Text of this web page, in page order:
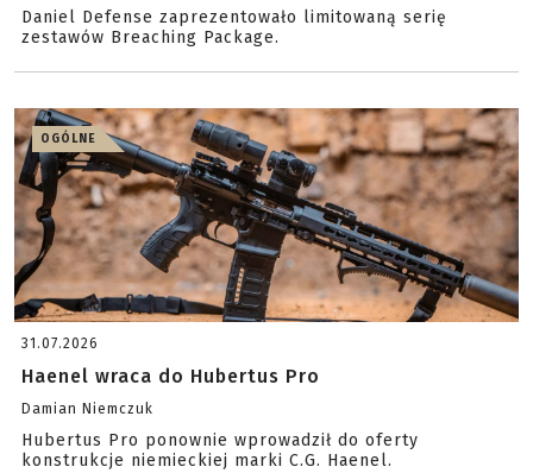
Daniel Defense zaprezentowało limitowaną serię
zestawów Breaching Package.
OGÓLNE
31.07.2026
Haenel wraca do Hubertus Pro
Damian Niemczuk
Hubertus Pro ponownie wprowadził do oferty
konstrukcje niemieckiej marki C.G. Haenel.